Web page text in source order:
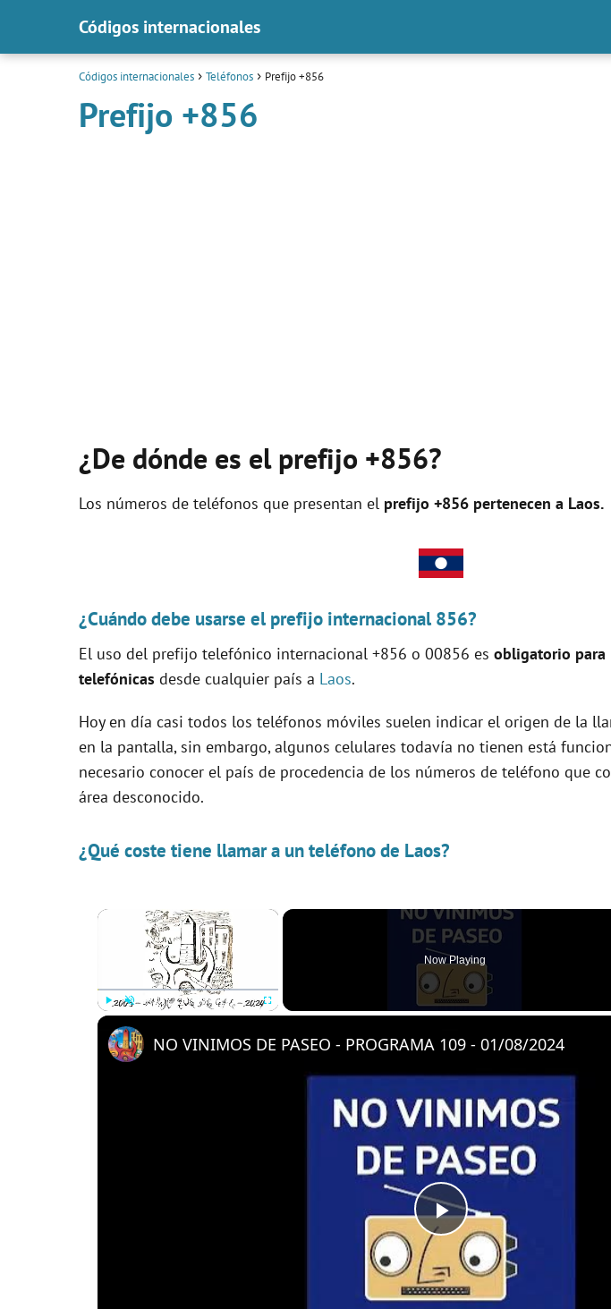
Códigos internacionales
Códigos internacionales Teléfonos Prefijo +856
Prefijo +856
¿De dónde es el prefijo +856?
Los números de teléfonos que presentan el prefijo +856 pertenecen a Laos.
¿Cuándo debe usarse el prefijo internacional 856?
El uso del prefijo telefónico internacional +856 o 00856 es obligatorio para
telefónicas desde cualquier país a Laos.
Hoy en día casi todos los teléfonos móviles suelen indicar el origen de la
en la pantalla, sin embargo, algunos celulares todavía no tienen está
necesario conocer el país de procedencia de los números de teléfono que
área desconocido.
¿Qué coste tiene llamar a un teléfono de Laos?
×
Now Playing
P
l
NO VINIMOS DE PASEO - PROGRAMA 109 - 01/08/2024